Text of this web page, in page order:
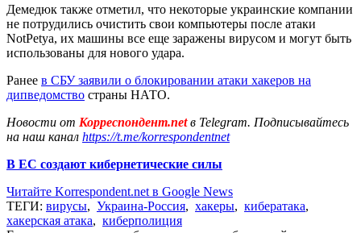
Демедюк также отметил, что некоторые украинские компании
не потрудились очистить свои компьютеры после атаки
NotPetya, их машины все еще заражены вирусом и могут быть
использованы для нового удара.
Ранее в СБУ заявили о блокировании атаки хакеров на
дипведомство страны НАТО.
Новости от Корреспондент.netв Telegram. Подписывайтесь
на наш канал https://t.me/korrespondentnet
В ЕС создают кибернетические силы
Читайте Korrespondent.net в Google News
ТЕГИ: вирусы, Украина-Россия, хакеры, кибератака,
хакерская атака, киберполиция